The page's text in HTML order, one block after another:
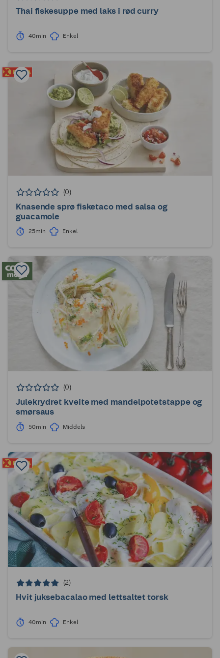
Thai fiskesuppe med laks i rød curry
40min Enkel
(0)
Knasende sprø fisketaco med salsa og
guacamole
25min Enkel
(0)
Julekrydret kveite med mandelpotetstappe og
smørsaus
50min Middels
(2)
Hvit juksebacalao med lettsaltet torsk
40min Enkel